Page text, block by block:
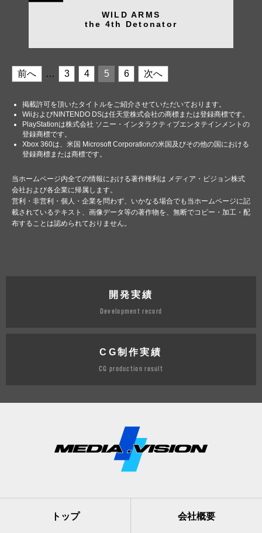
開発実績
Development record
CG制作実績
CG production result
WILD ARMS
the 4th Detonator
前へ … 3 4 5 6 次へ
掲載許可を頂いたタイトルをご紹介させていただいております。
WiiおよびNINTENDO DSは任天堂株式会社の商標または登録商標です。
PlayStationは株式会社 ソニー・インタラクティブエンタテインメントの
登録商標です。
Xbox 360は、米国 Microsoft Corporationの米国及びその他の国における
登録商標または商標です。
当ホームページ内全ての情報における著作権利は メディア・ビジョン株式
会社および各企業に帰属します。
営利・非営利・個人・企業を問わず、いかなる場合でも当ホームページに記
載されているテキスト、画像データ等の著作物を、無断でコピー・加工・配
布することは認められておりません。
トップ 会社概要